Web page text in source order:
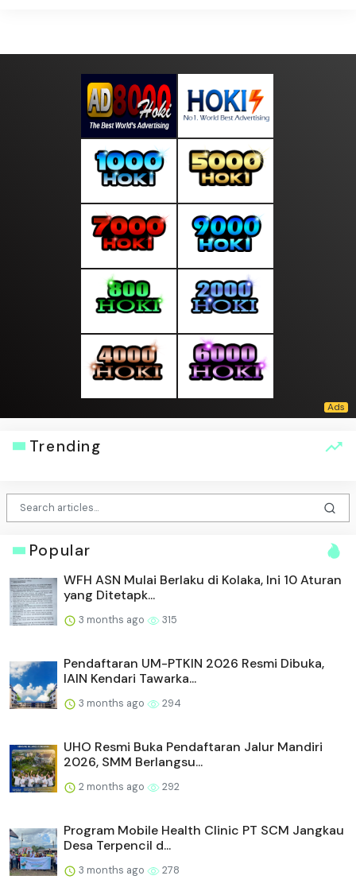
Trending
Popular
WFH ASN Mulai Berlaku di Kolaka, Ini 10 Aturan
yang Ditetapk...
3 months ago 315
Pendaftaran UM-PTKIN 2026 Resmi Dibuka,
IAIN Kendari Tawarka...
3 months ago 294
UHO Resmi Buka Pendaftaran Jalur Mandiri
2026, SMM Berlangsu...
2 months ago 292
Program Mobile Health Clinic PT SCM Jangkau
Desa Terpencil d...
3 months ago 278